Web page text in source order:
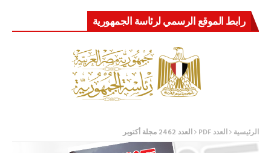
رابط الموقع الرسمي لرئاسة الجمهورية
الرئيسية العدد PDF العدد 2462 مجلة أكتوبر